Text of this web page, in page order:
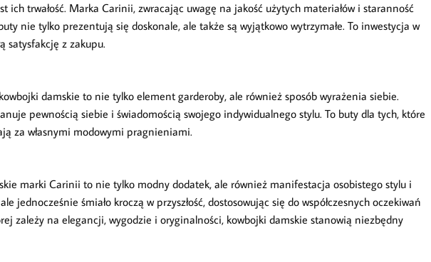
ich trwałość. Marka Carinii, zwracając uwagę na jakość użytych materiałów i staranność
nie tylko prezentują się doskonale, ale także są wyjątkowo wytrzymałe. To inwestycja w
satysfakcję z zakupu.
damskie to nie tylko element garderoby, ale również sposób wyrażenia siebie.
pewnością siebie i świadomością swojego indywidualnego stylu. To buty dla tych, które
za własnymi modowymi pragnieniami.
marki Carinii to nie tylko modny dodatek, ale również manifestacja osobistego stylu i
jednocześnie śmiało kroczą w przyszłość, dostosowując się do współczesnych oczekiwań
zależy na elegancji, wygodzie i oryginalności, kowbojki damskie stanowią niezbędny